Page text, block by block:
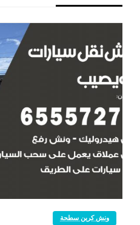
ونش كرين سطحة